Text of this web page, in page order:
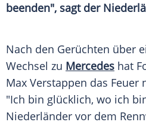
beenden", sagt der
Nach den Gerüchten über
Wechsel zu Mercedes hat
Max Verstappen das Feuer
"Ich bin glücklich, wo ich
Niederländer vor dem